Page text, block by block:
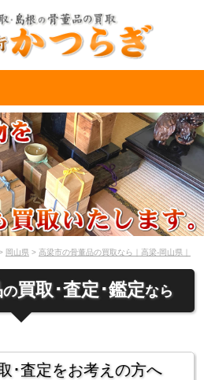
岡山県
高梁市の骨董品の買取なら｜高梁-岡山県｜
の買取･査定･鑑定なら
･査定をお考えの方へ